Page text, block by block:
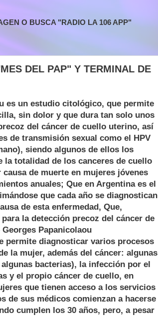
O BUSCA "RADIO LA 106 APP"
DEL PAP" Y TERMINAL DE
es un estudio citológico, que permite
sin dolor y que dura tan solo unos
del cáncer de cuello uterino, así
de transmisión sexual como el HPV
siendo algunos de ellos los
la totalidad de los canceres de cuello
de muerte en mujeres jóvenes
anuales; Que en Argentina es el
que cada año se diagnostican
de esta enfermedad, Que,
la detección precoz del cáncer de
Papanicolaou
permite diagnosticar varios procesos
la mujer, además del cáncer: algunas
bacterias), la infección por el
y el propio cáncer de cuello, en
que tienen acceso a los servicios
de sus médicos comienzan a hacerse
cumplen los 30 años, pero, a pesar